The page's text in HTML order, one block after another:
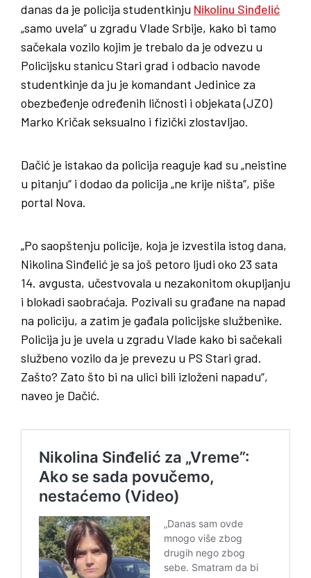
danas da je policija studentkinju Nikolinu Sinđelić
„samo uvela“ u zgradu Vlade Srbije, kako bi tamo
sačekala vozilo kojim je trebalo da je odvezu u
Policijsku stanicu Stari grad i odbacio navode
studentkinje da ju je komandant Jedinice za
obezbeđenje određenih ličnosti i objekata (JZO)
Marko Kričak seksualno i fizički zlostavljao.
Dačić je istakao da policija reaguje kad su „neistine
u pitanju“ i dodao da policija „ne krije ništa“, piše
portal Nova.
„Po saopštenju policije, koja je izvestila istog dana,
Nikolina Sinđelić je sa još petoro ljudi oko 23 sata
14. avgusta, učestvovala u nezakonitom okupljanju
i blokadi saobraćaja. Pozivali su građane na napad
na policiju, a zatim je gađala policijske službenike.
Policija ju je uvela u zgradu Vlade kako bi sačekali
službeno vozilo da je prevezu u PS Stari grad.
Zašto? Zato što bi na ulici bili izloženi napadu“,
naveo je Dačić.